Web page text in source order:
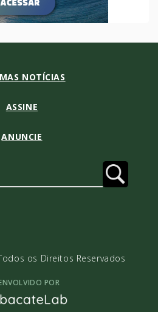
NOTÍCIAS
ASSINE
ANUNCIE
os Direitos Reservados
POR